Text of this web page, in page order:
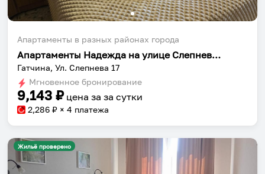
Апартаменты в разных районах города
Апартаменты Надежда на улице Слепнева 17
Гатчина, Ул. Слепнева 17
Мгновенное бронирование
9,143 ₽ цена за за сутки
2,286 ₽ × 4 платежа
Жильё проверено